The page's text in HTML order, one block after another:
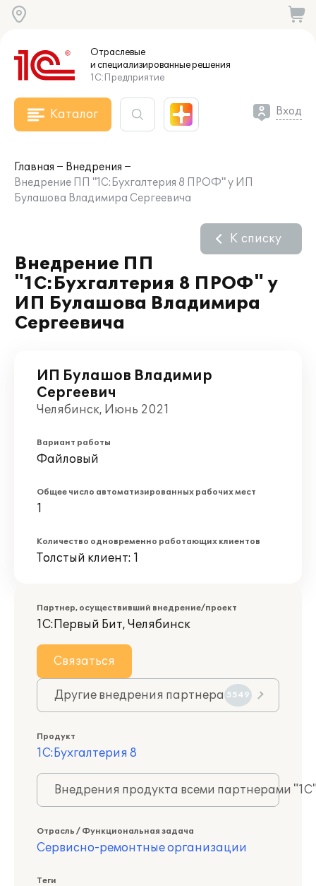
Отраслевые
и специализированныерешения
1С:Предприятие
Каталог Вход
Главная
Внедрения
Внедрение ПП "1С:Бухгалтерия 8 ПРОФ" у ИП
Булашова Владимира Сергеевича
Внедрение ПП
"1С:Бухгалтерия 8 ПРОФ" у
ИП Булашова Владимира
Сергеевича
К списку
ИП Булашов Владимир
Сергеевич
Челябинск, Июнь 2021
Вариант работы
Файловый
Общее число автоматизированных рабочих мест
1
Количество одновременно работающих клиентов
Толстый клиент: 1
Партнер, осуществивший внедрение/проект
1С:Первый Бит, Челябинск
Связаться
Другие внедрения партнера 5549
Продукт
1С:Бухгалтерия 8
Внедрения продукта всеми партнерами
Отрасль / Функциональная задача
Сервисно-ремонтные организации
Теги